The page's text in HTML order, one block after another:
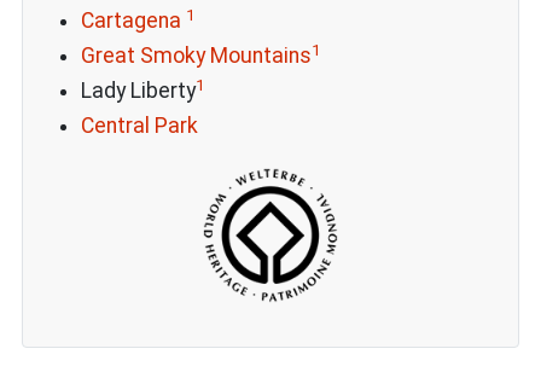
Cartagena 1
Great Smoky Mountains1
Lady Liberty1
Central Park